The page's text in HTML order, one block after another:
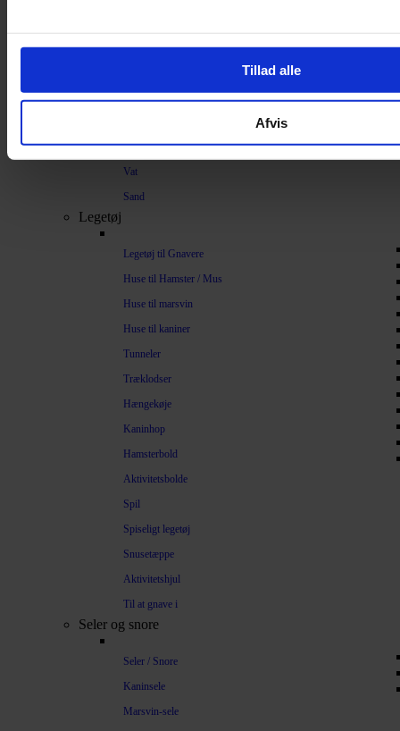
Tillad alle
Afvis
Savsmuld
Bommuld
Træpiller
Vat
Sand
Legetøj
Legetøj til Gnavere
Huse til Hamster / Mus
Huse til marsvin
Huse til kaniner
Tunneler
Træklodser
Hængekøje
Kaninhop
Hamsterbold
Aktivitetsbolde
Spil
Spiseligt legetøj
Snusetæppe
Aktivitetshjul
Til at gnave i
Seler og snore
Seler / Snore
Kaninsele
Marsvin-sele